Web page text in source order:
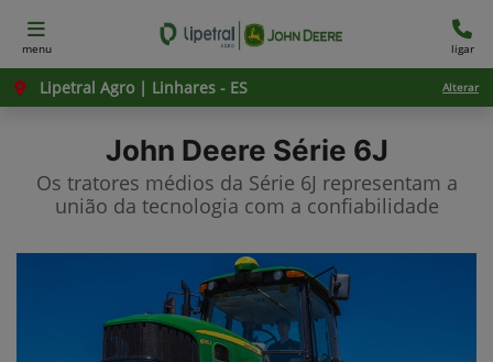
menu ligar
Lipetral Agro | Linhares - ES Alterar
John Deere Série 6J
Os tratores médios da Série 6J representam a
união da tecnologia com a confiabilidade